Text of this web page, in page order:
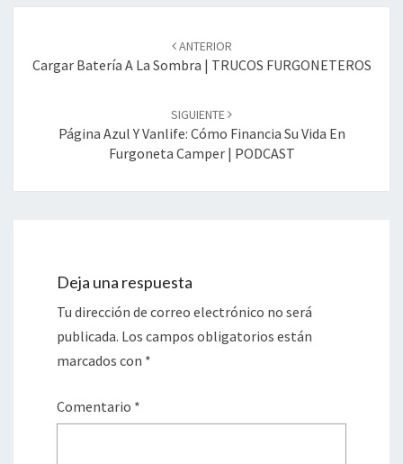
entradas
ANTERIOR
Cargar Batería A La Sombra | TRUCOS FURGONETEROS
SIGUIENTE
Página Azul Y Vanlife: Cómo Financia Su Vida En
Furgoneta Camper | PODCAST
Deja una respuesta
Tu dirección de correo electrónico no será
publicada. Los campos obligatorios están
marcados con *
Comentario *